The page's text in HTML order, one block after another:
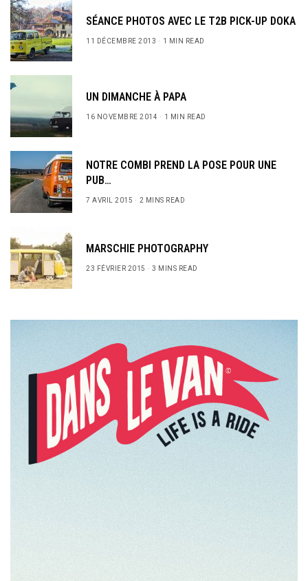
SÉANCE PHOTOS AVEC LE T2B PICK-UP DOKA
11 DÉCEMBRE 2013 1 MIN READ
UN DIMANCHE À PAPA
16 NOVEMBRE 2014 1 MIN READ
NOTRE COMBI PREND LA POSE POUR UNE
PUB…
7 AVRIL 2015 2 MINS READ
MARSCHIE PHOTOGRAPHY
23 FÉVRIER 2015 3 MINS READ